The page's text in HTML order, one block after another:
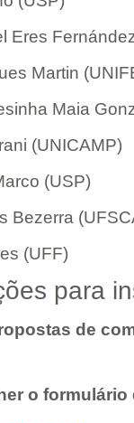
Eres
Martin
Maia
(UNICAMP)
(USP)
Bezerra
(UFF)
para
de
o